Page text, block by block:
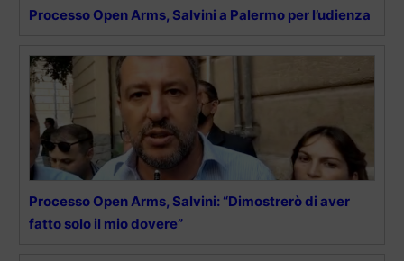
Processo Open Arms, Salvini a Palermo per l’udienza
Processo Open Arms, Salvini: “Dimostrerò di aver
fatto solo il mio dovere”